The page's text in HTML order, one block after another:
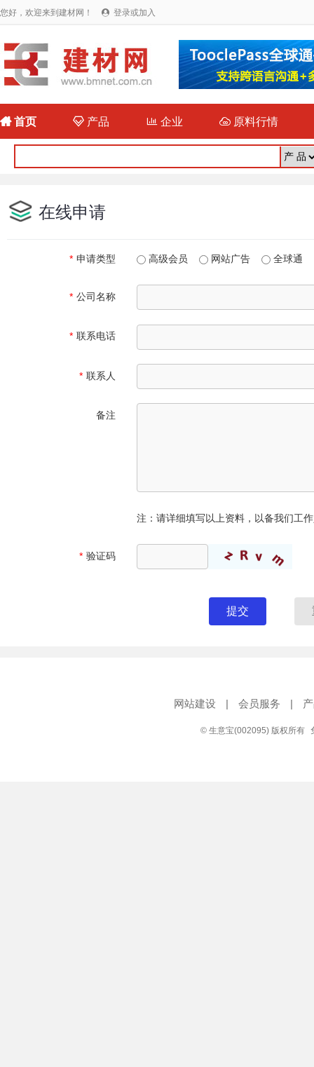
您好，欢迎来到建材网！  登录或加入
首页  产品 企业 原料行情
在线申请
* 申请类型 高级会员 网站广告 全球通
* 公司名称
* 联系电话
* 联系人
备注
注：请详细填写以上资料，以备我们工
* 验证码
提交
网站建设 | 会员服务 |
© 生意宝(002095) 版权所有